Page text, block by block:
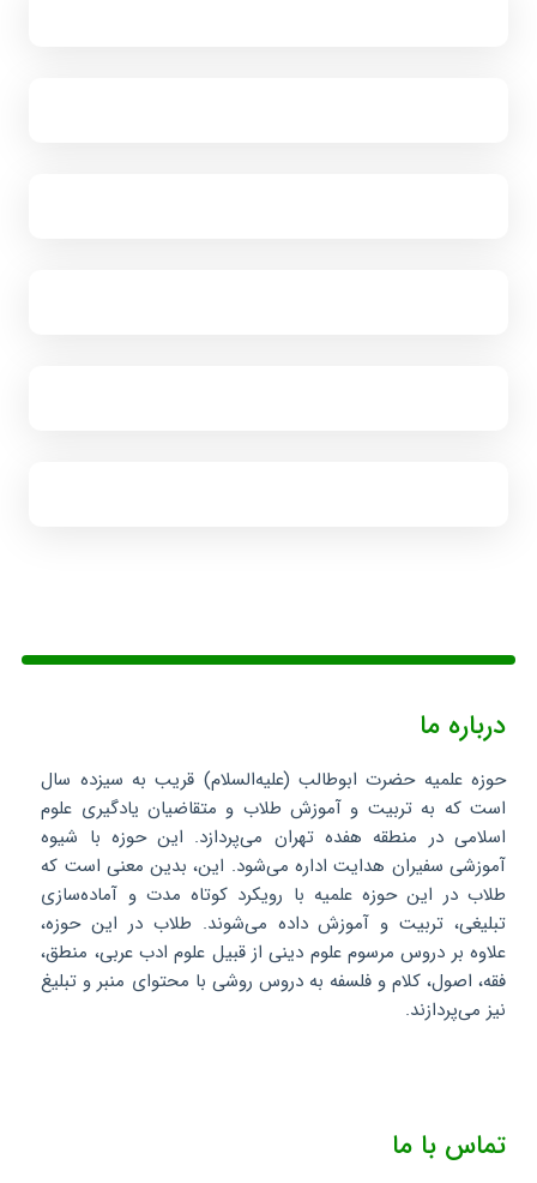
درباره ما
حوزه علمیه حضرت ابوطالب (علیه‌السلام) قریب به سیزده سال
است که به تربیت و آموزش طلاب و متقاضیان یادگیری علوم
اسلامی در منطقه هفده تهران می‌پردازد. این حوزه با شیوه
آموزشی سفیران هدایت اداره می‌شود. این، بدین معنی است که
طلاب در این حوزه علمیه با رویکرد کوتاه مدت و آماده‌سازی
تبلیغی، تربیت و آموزش داده می‌شوند. طلاب در این حوزه،
علاوه بر دروس مرسوم علوم دینی از قبیل علوم ادب عربی، منطق،
فقه، اصول، کلام و فلسفه به دروس روشی با محتوای منبر و تبلیغ
نیز می‌پردازند.
تماس با ما